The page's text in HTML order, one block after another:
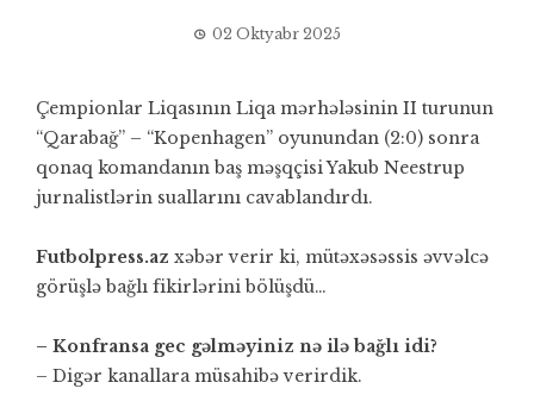
02 Oktyabr 2025
Çempionlar Liqasının Liqa mərhələsinin II turunun
“Qarabağ” – “Kopenhagen” oyunundan (2:0) sonra
qonaq komandanın baş məşqçisi Yakub Neestrup
jurnalistlərin suallarını cavablandırdı.
Futbolpress.az xəbər verir ki, mütəxəsəssis əvvəlcə
görüşlə bağlı fikirlərini bölüşdü…
– Konfransa gec gəlməyiniz nə ilə bağlı idi?
– Digər kanallara müsahibə verirdik.